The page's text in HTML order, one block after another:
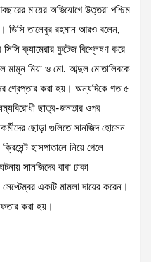
মায়ের অভিযোগে উত্তরা পশ্চিম
তালেবুর রহমান আরও বলেন,
ক্যামেরার ফুটেজ বিশ্লেষণ করে
মিয়া ও মো. আব্দুল মোতালিবকে
গ্রেপ্তার করা হয়। অন্যদিকে গত ৫
ছাত্র-জনতার ওপর
ছোড়া গুলিতে সানজিদ হোসেন
হাসপাতালে নিয়ে গেলে
সানজিদের বাবা ঢাকা
একটি মামলা দায়ের করেন।
করা হয়।